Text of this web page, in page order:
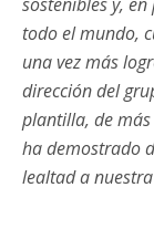
todo el mundo,
una vez más
dirección del
plantilla, de
ha demostrado
lealtad a